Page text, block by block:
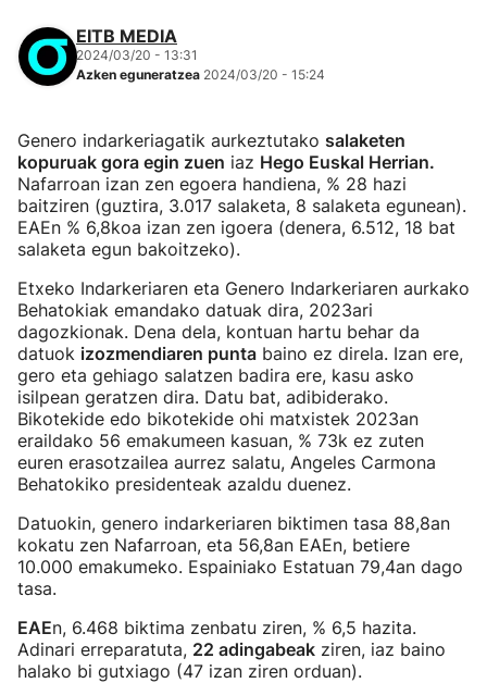
EITB MEDIA
2024/03/20 - 13:31
Azken eguneratzea 2024/03/20 - 15:24
Genero indarkeriagatik aurkeztutako salaketen
kopuruak gora egin zuen iaz Hego Euskal Herrian.
Nafarroan izan zen egoera handiena, % 28 hazi
baitziren (guztira, 3.017 salaketa, 8 salaketa egunean).
EAEn % 6,8koa izan zen igoera (denera, 6.512, 18 bat
salaketa egun bakoitzeko).
Etxeko Indarkeriaren eta Genero Indarkeriaren aurkako
Behatokiak emandako datuak dira, 2023ari
dagozkionak. Dena dela, kontuan hartu behar da
datuok izozmendiaren punta baino ez direla. Izan ere,
gero eta gehiago salatzen badira ere, kasu asko
isilpean geratzen dira. Datu bat, adibiderako.
Bikotekide edo bikotekide ohi matxistek 2023an
eraildako 56 emakumeen kasuan, % 73k ez zuten
euren erasotzailea aurrez salatu, Angeles Carmona
Behatokiko presidenteak azaldu duenez.
Datuokin, genero indarkeriaren biktimen tasa 88,8an
kokatu zen Nafarroan, eta 56,8an EAEn, betiere
10.000 emakumeko. Espainiako Estatuan 79,4an dago
tasa.
EAEn, 6.468 biktima zenbatu ziren, % 6,5 hazita.
Adinari erreparatuta, 22 adingabeak ziren, iaz baino
halako bi gutxiago (47 izan ziren orduan).